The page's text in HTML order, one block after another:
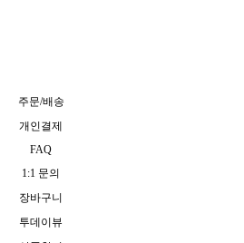
주문/배송
개인결제
FAQ
1:1 문의
장바구니
투데이뷰